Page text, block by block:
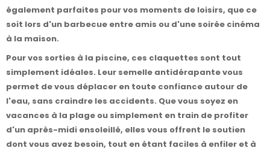
également parfaites pour vos moments de loisirs, que ce
soit lors d'un barbecue entre amis ou d'une soirée cinéma
à la maison.
Pour vos sorties à la piscine, ces claquettes sont tout
simplement idéales. Leur semelle antidérapante vous
permet de vous déplacer en toute confiance autour de
l'eau, sans craindre les accidents. Que vous soyez en
vacances à la plage ou simplement en train de profiter
d'un après-midi ensoleillé, elles vous offrent le soutien
dont vous avez besoin, tout en étant faciles à enfiler et à